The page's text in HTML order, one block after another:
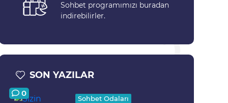
Sohbet programımızı buradan
indirebilirler.
SON YAZILAR
0
Sohbet Odaları